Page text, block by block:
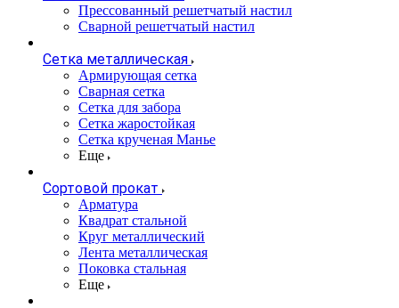
Прессованный решетчатый настил
Сварной решетчатый настил
Сетка металлическая
Армирующая сетка
Сварная сетка
Сетка для забора
Сетка жаростойкая
Сетка крученая Манье
Еще
Сортовой прокат
Арматура
Квадрат стальной
Круг металлический
Лента металлическая
Поковка стальная
Еще